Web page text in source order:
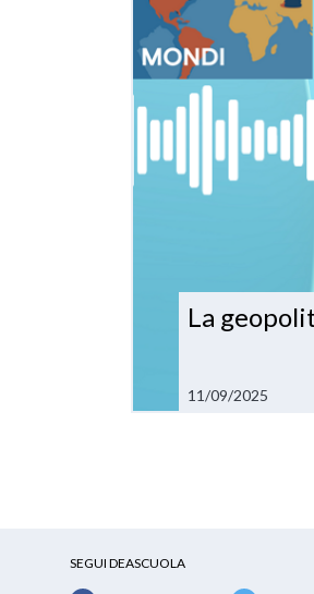
La
11/09/2025
SEGUI DEASCUOLA